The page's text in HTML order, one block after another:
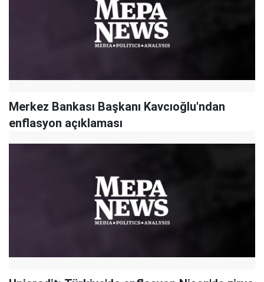
Merkez Bankası Başkanı Kavcıoğlu'ndan
enflasyon açıklaması